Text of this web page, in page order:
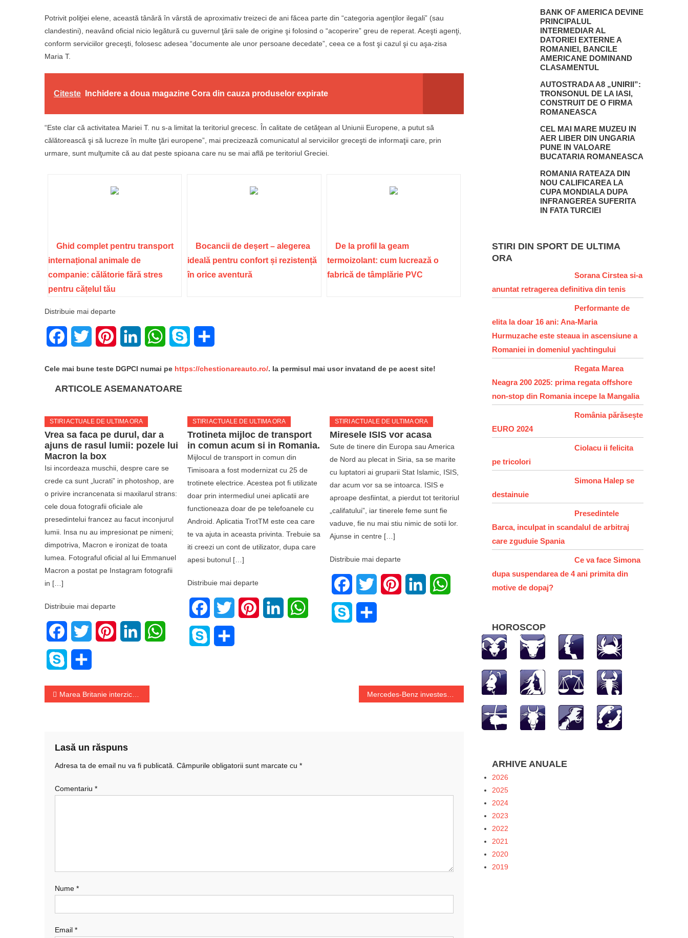
Potrivit poliţiei elene, această tânără în vârstă de aproximativ treizeci de ani făcea parte din “categoria agenţilor ilegali” (sau
clandestini), neavând oficial nicio legătură cu guvernul ţării sale de origine şi folosind o “acoperire” greu de reperat. Aceşti agenţi,
conform serviciilor greceşti, folosesc adesea “documente ale unor persoane decedate”, ceea ce a fost şi cazul şi cu aşa-zisa
Maria T.
Citeste Inchidere a doua magazine Cora din cauza produselor expirate
“Este clar că activitatea Mariei T. nu s-a limitat la teritoriul grecesc. În calitate de cetăţean al Uniunii Europene, a putut să
călătorească şi să lucreze în multe ţări europene”, mai precizează comunicatul al serviciilor greceşti de informaţii care, prin
urmare, sunt mulţumite că au dat peste spioana care nu se mai află pe teritoriul Greciei.
Ghid complet pentru transport
internațional animale de
companie: călătorie fără stres
pentru cățelul tău
Bocancii de deșert – alegerea
ideală pentru confort și rezistență
în orice aventură
De la profil la geam
termoizolant: cum lucrează o
fabrică de tâmplărie PVC
Distribuie mai departe
FacebookTwitter PinterestLinkedIn WhatsAppSkype
Cele mai bune teste DGPCI numai pe https://chestionareauto.ro/. Ia permisul mai usor invatand de pe acest site!
ARTICOLE ASEMANATOARE
STIRI ACTUALE DE ULTIMA ORA
Vrea sa faca pe durul, dar a
ajuns de rasul lumii: pozele lui
Macron la box
Isi incordeaza muschii, despre care se
crede ca sunt „lucrati” in photoshop, are
o privire incrancenata si maxilarul strans:
cele doua fotografii oficiale ale
presedintelui francez au facut inconjurul
lumii. Insa nu au impresionat pe nimeni;
dimpotriva, Macron e ironizat de toata
lumea. Fotograful oficial al lui Emmanuel
Macron a postat pe Instagram fotografii
in […]
Distribuie mai departe
FacebookTwitter PinterestLinkedIn WhatsApp
Skype
STIRI ACTUALE DE ULTIMA ORA
Trotineta mijloc de transport
in comun acum si in Romania.
Mijlocul de transport in comun din
Timisoara a fost modernizat cu 25 de
trotinete electrice. Acestea pot fi utilizate
doar prin intermediul unei aplicatii are
functioneaza doar de pe telefoanele cu
Android. Aplicatia TrotTM este cea care
te va ajuta in aceasta privinta. Trebuie sa
iti creezi un cont de utilizator, dupa care
apesi butonul […]
Distribuie mai departe
FacebookTwitter PinterestLinkedIn WhatsApp
Skype
STIRI ACTUALE DE ULTIMA ORA
Miresele ISIS vor acasa
Sute de tinere din Europa sau America
de Nord au plecat in Siria, sa se marite
cu luptatori ai gruparii Stat Islamic, ISIS,
dar acum vor sa se intoarca. ISIS e
aproape desfiintat, a pierdut tot teritoriul
„califatului”, iar tinerele feme sunt fie
vaduve, fie nu mai stiu nimic de sotii lor.
Ajunse in centre […]
Distribuie mai departe
FacebookTwitter PinterestLinkedIn
Skype
Navigare
Marea Britanie interzice Tik-Tok
Lasă un răspuns
Adresa ta de email nu va fi publicată. Câmpurile obligatorii sunt marcate cu *
Comentariu *
Nume *
Email *
BANK OF AMERICA DEVINE
PRINCIPALUL
INTERMEDIAR AL
DATORIEI EXTERNE A
ROMANIEI, BANCILE
AMERICANE DOMINAND
CLASAMENTUL
AUTOSTRADA A8 „UNIRII”:
TRONSONUL DE LA IASI,
CONSTRUIT DE O FIRMA
ROMANEASCA
CEL MAI MARE MUZEU IN
AER LIBER DIN UNGARIA
PUNE IN VALOARE
BUCATARIA ROMANEASCA
ROMANIA RATEAZA DIN
NOU CALIFICAREA LA
CUPA MONDIALA DUPA
INFRANGEREA SUFERITA
IN FATA TURCIEI
STIRI DIN SPORT DE ULTIMA
ORA
Sorana Cirstea si-a
anuntat retragerea definitiva din tenis
Performante de
elita la doar 16 ani: Ana-Maria
Hurmuzache este steaua in ascensiune a
Romaniei in domeniul yachtingului
Regata Marea
Neagra 200 2025: prima regata offshore
non-stop din Romania incepe la Mangalia
România părăsește
EURO 2024
Ciolacu ii felicita
pe tricolori
Simona Halep se
destainuie
Presedintele
Barca, inculpat in scandalul de arbitraj
care zguduie Spania
Ce va face Simona
dupa suspendarea de 4 ani primita din
motive de dopaj?
HOROSCOP
ARHIVE ANUALE
2026
2025
2024
2023
2022
2021
2020
2019